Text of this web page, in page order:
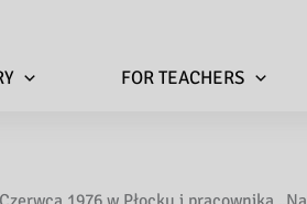
FOR TEACHERS